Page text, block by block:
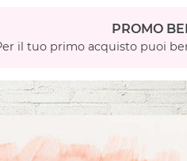
PROMO
il tuo primo acquisto puoi